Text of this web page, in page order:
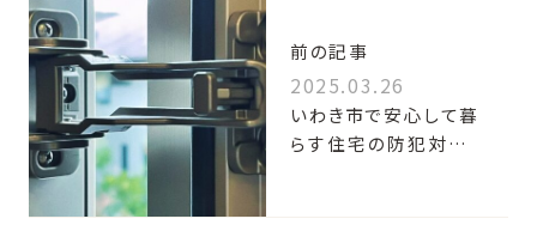
前の記事
2025.03.26
いわき市で安心して暮
らす住宅の防犯対策！